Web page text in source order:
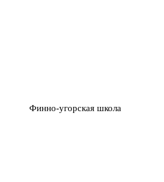
Финно-угорская школа